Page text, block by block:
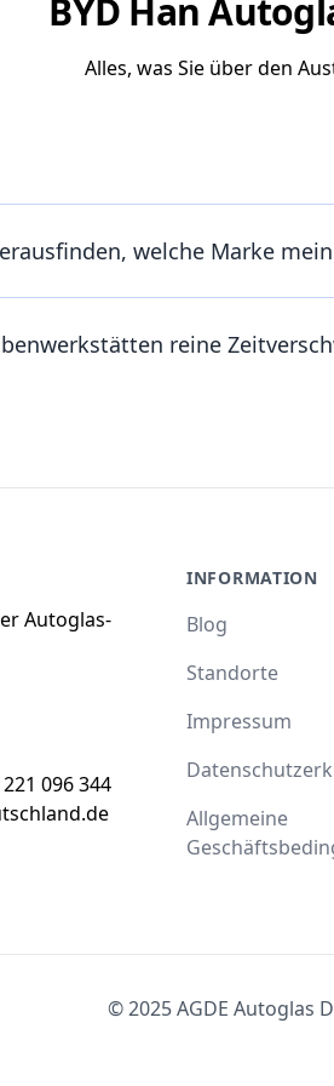
BYD Han
Alles, was Sie über den
welche Marke
reine
Autoglas-
096 344
Profile
INFORMATION
Blog
Standorte
Impressum
Allgemeine
© 2025 AGDE Autoglas